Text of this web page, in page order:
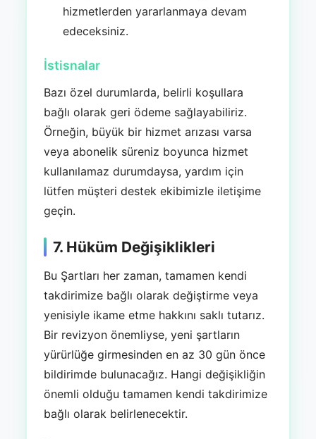
hizmetlerden yararlanmaya devam
edeceksiniz.
İstisnalar
Bazı özel durumlarda, belirli koşullara
bağlı olarak geri ödeme sağlayabiliriz.
Örneğin, büyük bir hizmet arızası varsa
veya abonelik süreniz boyunca hizmet
kullanılamaz durumdaysa, yardım için
lütfen müşteri destek ekibimizle iletişime
geçin.
7. Hüküm Değişiklikleri
Bu Şartları her zaman, tamamen kendi
takdirimize bağlı olarak değiştirme veya
yenisiyle ikame etme hakkını saklı tutarız.
Bir revizyon önemliyse, yeni şartların
yürürlüğe girmesinden en az 30 gün önce
bildirimde bulunacağız. Hangi değişikliğin
önemli olduğu tamamen kendi takdirimize
bağlı olarak belirlenecektir.